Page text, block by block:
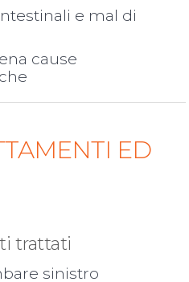
e mal di
cause
ED
trattati
sinistro